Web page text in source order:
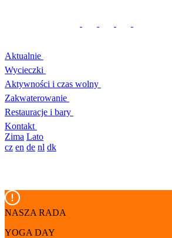
Aktualnie
Wycieczki
Aktywności i czas wolny
Zakwaterowanie
Restauracje i bary
Kontakt
Zima Lato
cz en de nl dk
NASZA RADA
YOGA DAY